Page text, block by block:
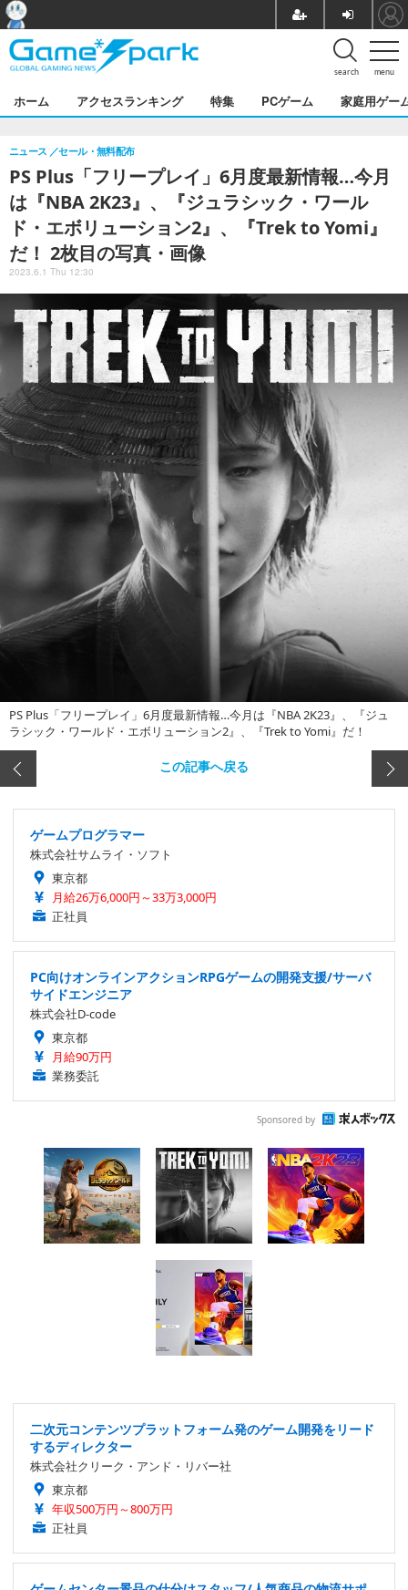
menu
search
ホーム アクセスランキング 特集 PCゲーム 家庭用ゲー
PS Plus「フリープレイ」6月度最新情報…今月
は『NBA 2K23』、『ジュラシック・ワール
ド・エボリューション2』、『Trek to Yomi』
だ！ 2枚目の写真・画像
ニュース セール・無料配布
2023.6.1 Thu 12:30
PS Plus「フリープレイ」6月度最新情報…今月は『NBA 2K23』、『ジュ
ラシック・ワールド・エボリューション2』、『Trek to Yomi』だ！
この記事へ戻る
ゲームプログラマー
株式会社サムライ・ソフト
東京都
月給26万6,000円～33万3,000円
正社員
PC向けオンラインアクションRPGゲームの開発支援/サーバ
サイドエンジニア
株式会社D-code
東京都
月給90万円
業務委託
Sponsored by
二次元コンテンツプラットフォーム発のゲーム開発をリード
するディレクター
株式会社クリーク・アンド・リバー社
東京都
年収500万円～800万円
正社員